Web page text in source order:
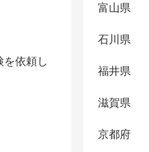
依頼し
富山県
石川県
福井県
滋賀県
京都府